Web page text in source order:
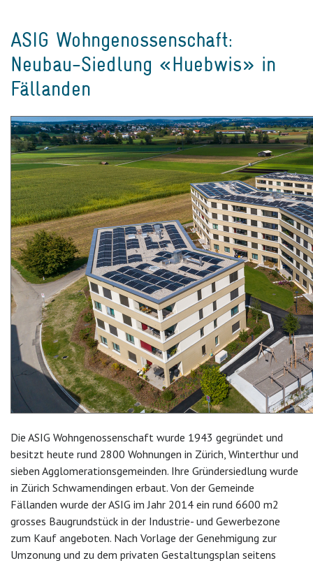
ASIG Wohngenossenschaft:
Neubau-Siedlung «Huebwis» in
Fällanden
Die ASIG Wohngenossenschaft wurde 1943 gegründet und
besitzt heute rund 2800 Wohnungen in Zürich, Winterthur und
sieben Agglomerationsgemeinden. Ihre Gründersiedlung wurde
in Zürich Schwamendingen erbaut. Von der Gemeinde
Fällanden wurde der ASIG im Jahr 2014 ein rund 6600 m2
grosses Baugrundstück in der Industrie- und Gewerbezone
zum Kauf angeboten. Nach Vorlage der Genehmigung zur
Umzonung und zu dem privaten Gestaltungsplan seitens